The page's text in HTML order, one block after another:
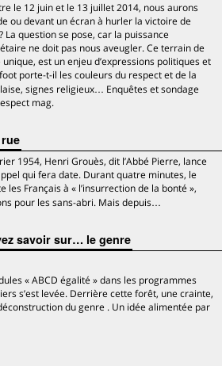
le 12 juin et le 13 juillet 2014, nous aurons
ou devant un écran à hurler la victoire de
question se pose, car la puissance
ne doit pas nous aveugler. Ce terrain de
est un enjeu d’expressions politiques et
porte-t-il les couleurs du respect et de la
signes religieux… Enquêtes et sondage
mag.
1954, Henri Grouès, dit l’Abbé Pierre, lance
qui fera date. Durant quatre minutes, le
les Français à « l’insurrection de la bonté »,
pour les sans-abri. Mais depuis…
savoir sur… le genre
« ABCD égalité » dans les programmes
s’est levée. Derrière cette forêt, une crainte,
du genre . Un idée alimentée par